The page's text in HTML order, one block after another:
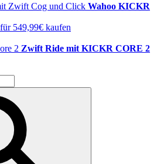
Wahoo KICKR
549,99€ kaufen
Zwift Ride mit KICKR CORE 2